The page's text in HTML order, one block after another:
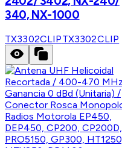
340, NX-1000
TX3302CLIPTX3302CLIP